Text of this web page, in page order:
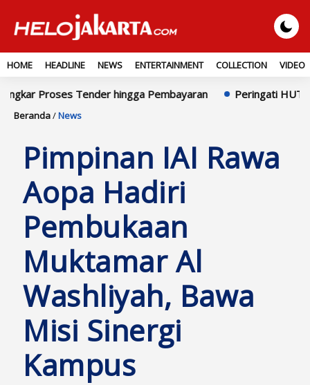
HOME HEADLINE NEWS ENTERTAINMENT COLLECTION VIDEO
hingga Pembayaran Peringati HUT ke-25
Beranda/News
Pimpinan IAI Rawa
Aopa Hadiri
Pembukaan
Muktamar Al
Washliyah, Bawa
Misi Sinergi
Kampus